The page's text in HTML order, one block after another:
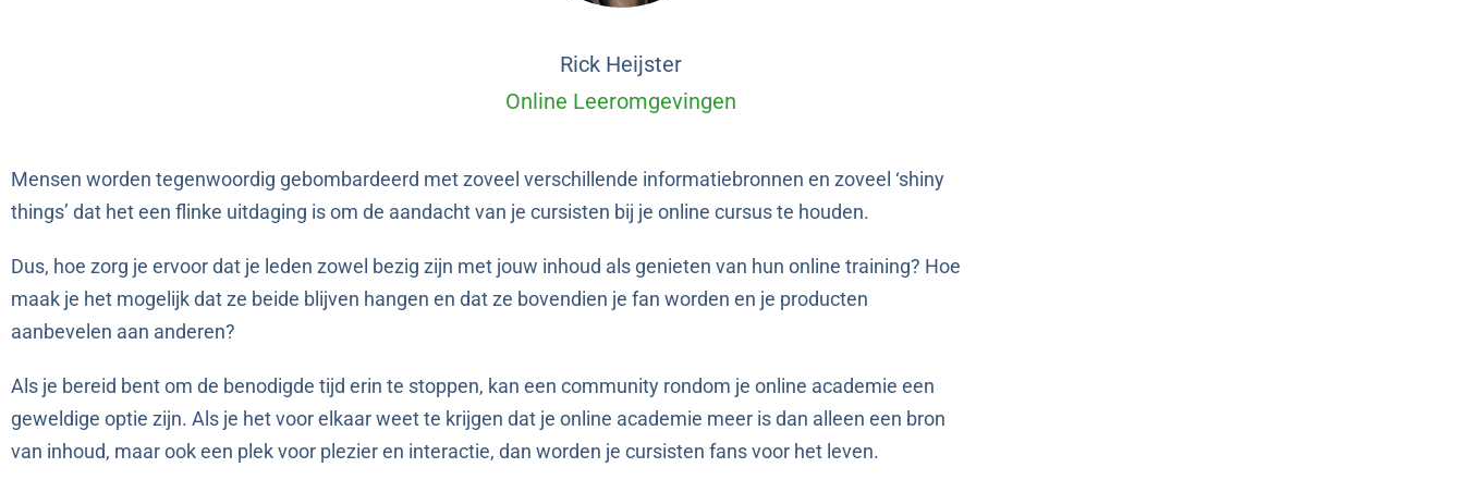
Rick Heijster
Online Leeromgevingen
Mensen worden tegenwoordig gebombardeerd met zoveel verschillende informatiebronnen en zoveel ‘shiny
things’ dat het een flinke uitdaging is om de aandacht van je cursisten bij je online cursus te houden.
Dus, hoe zorg je ervoor dat je leden zowel bezig zijn met jouw inhoud als genieten van hun online training? Hoe
maak je het mogelijk dat ze beide blijven hangen en dat ze bovendien je fan worden en je producten
aanbevelen aan anderen?
Als je bereid bent om de benodigde tijd erin te stoppen, kan een community rondom je online academie een
geweldige optie zijn. Als je het voor elkaar weet te krijgen dat je online academie meer is dan alleen een bron
van inhoud, maar ook een plek voor plezier en interactie, dan worden je cursisten fans voor het leven.